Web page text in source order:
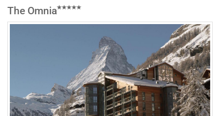
The Omnia